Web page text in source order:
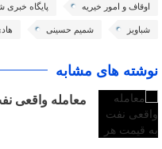
اوقاف و امور خیریه پایگاه خبری
شباویز شمیم حسینی
نوشته های مشابه
معامله واقعی نفت